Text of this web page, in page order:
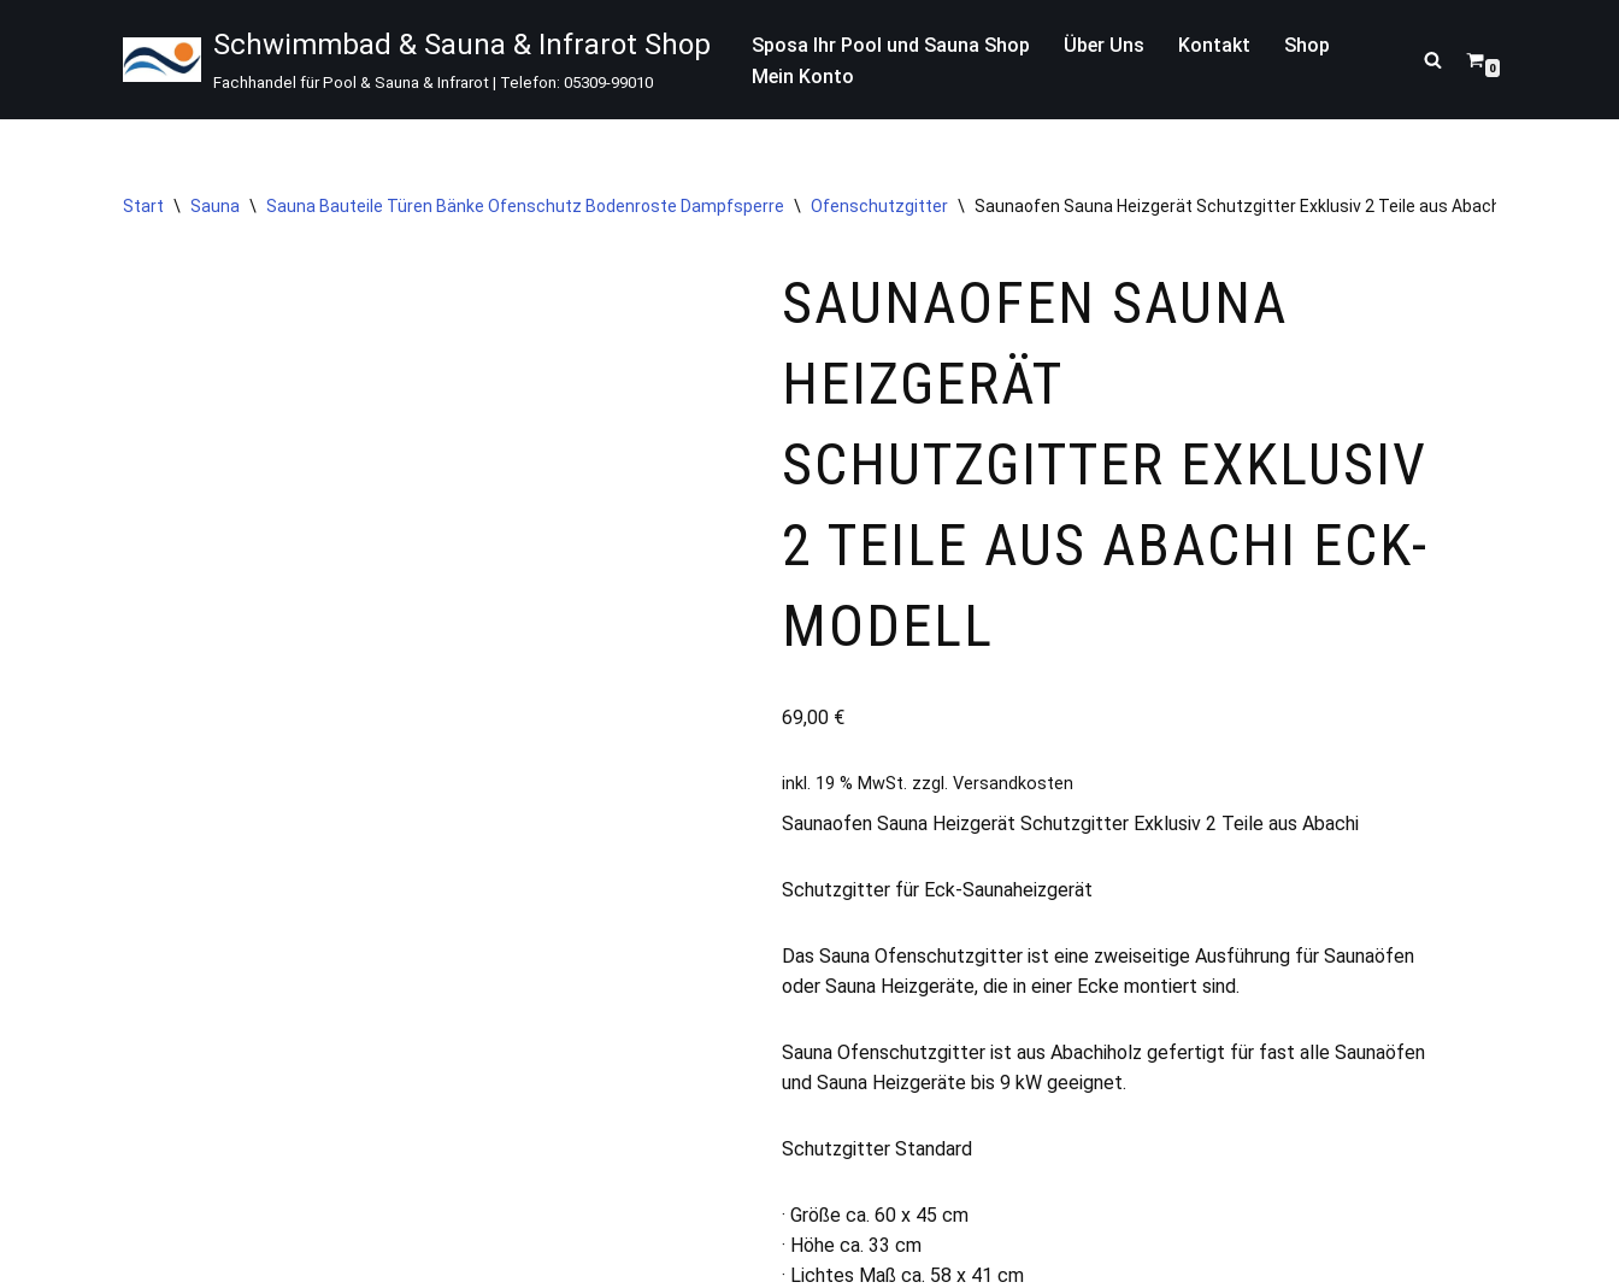
springen
Schwimmbad & Sauna & Infrarot Shop
Fachhandel für Pool & Sauna & Infrarot | Telefon: 05309-99010
Sposa Ihr Pool und Sauna Shop Über Uns Kontakt
Shop
Mein Konto
0
Start \ Sauna \ Sauna Bauteile Türen Bänke Ofenschutz Bodenroste Dampfsperre \ Ofenschutzgitter \ Saunaofen Sauna Heizgerät Schutzgitter Exklusiv 2 Teile aus Abachi Eck-Modell
SAUNAOFEN SAUNA
HEIZGERÄT
SCHUTZGITTER EXKLUSIV
2 TEILE AUS ABACHI ECK-
MODELL
69,00 €
inkl. 19 % MwSt. zzgl.Versandkosten
Saunaofen Sauna Heizgerät Schutzgitter Exklusiv 2 Teile aus Abachi
Schutzgitter für Eck-Saunaheizgerät
Das Sauna Ofenschutzgitter ist eine zweiseitige Ausführung für Saunaöfen
oder Sauna Heizgeräte, die in einer Ecke montiert sind.
Sauna Ofenschutzgitter ist aus Abachiholz gefertigt für fast alle Saunaöfen
und Sauna Heizgeräte bis 9 kW geeignet.
Schutzgitter Standard
· Größe ca. 60 x 45 cm
· Höhe ca. 33 cm
· Lichtes Maß ca. 58 x 41 cm